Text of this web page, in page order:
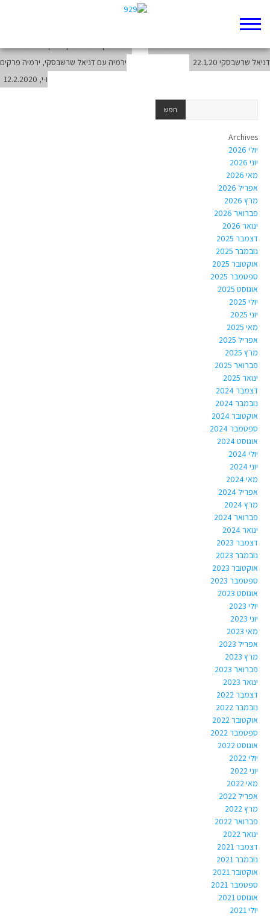
ירמיהו – האיש והנביא: פתיחת ספר ירמיה עם דניאל שרשבסקי, 29.1.20
דניאל שרשבסקי 22.1.20
ירמיה עם דניאל שרשבסקי, ירמיה פרקים
ו-י, 12.2.2020
Archives
יולי 2026
יוני 2026
מאי 2026
אפריל 2026
מרץ 2026
פברואר 2026
ינואר 2026
דצמבר 2025
נובמבר 2025
אוקטובר 2025
ספטמבר 2025
אוגוסט 2025
יולי 2025
יוני 2025
מאי 2025
אפריל 2025
מרץ 2025
פברואר 2025
ינואר 2025
דצמבר 2024
נובמבר 2024
אוקטובר 2024
ספטמבר 2024
אוגוסט 2024
יולי 2024
יוני 2024
מאי 2024
אפריל 2024
מרץ 2024
פברואר 2024
ינואר 2024
דצמבר 2023
נובמבר 2023
אוקטובר 2023
ספטמבר 2023
אוגוסט 2023
יולי 2023
יוני 2023
מאי 2023
אפריל 2023
מרץ 2023
פברואר 2023
ינואר 2023
דצמבר 2022
נובמבר 2022
אוקטובר 2022
ספטמבר 2022
אוגוסט 2022
יולי 2022
יוני 2022
מאי 2022
אפריל 2022
מרץ 2022
פברואר 2022
ינואר 2022
דצמבר 2021
נובמבר 2021
אוקטובר 2021
ספטמבר 2021
אוגוסט 2021
יולי 2021